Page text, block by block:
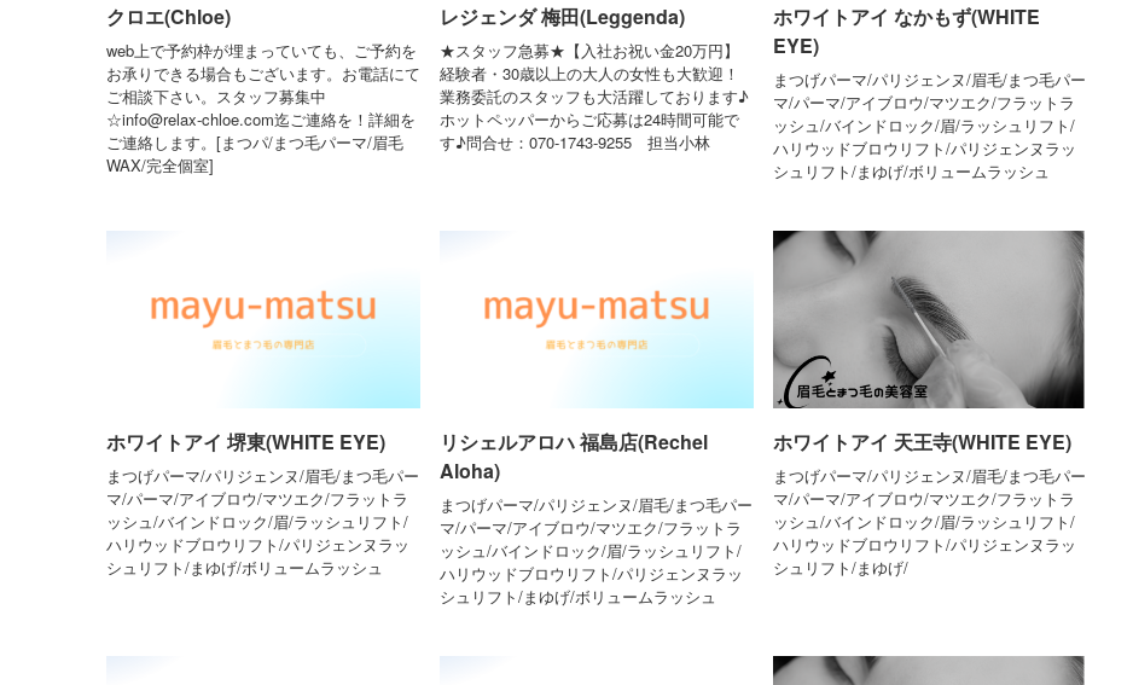
クロエ(Chloe)
web上で予約枠が埋まっていても、ご予約を
お承りできる場合もございます。お電話にて
ご相談下さい。スタッフ募集中
☆info@relax-chloe.com迄ご連絡を！詳細を
ご連絡します。[まつパ/まつ毛パーマ/眉毛
WAX/完全個室]
レジェンダ 梅田(Leggenda)
★スタッフ急募★【入社お祝い金20万円】
経験者・30歳以上の大人の女性も大歓迎！
業務委託のスタッフも大活躍しております♪
ホットペッパーからご応募は24時間可能で
す♪問合せ：070-1743-9255 担当小林
ホワイトアイ なかもず(WHITE
EYE)
まつげパーマ/パリジェンヌ/眉毛/まつ毛パー
マ/パーマ/アイブロウ/マツエク/フラットラ
ッシュ/バインドロック/眉/ラッシュリフト/
ハリウッドブロウリフト/パリジェンヌラッ
シュリフト/まゆげ/ボリュームラッシュ
ホワイトアイ 堺東(WHITE EYE)
まつげパーマ/パリジェンヌ/眉毛/まつ毛パー
マ/パーマ/アイブロウ/マツエク/フラットラ
ッシュ/バインドロック/眉/ラッシュリフト/
ハリウッドブロウリフト/パリジェンヌラッ
シュリフト/まゆげ/ボリュームラッシュ
リシェルアロハ 福島店(Rechel
Aloha)
まつげパーマ/パリジェンヌ/眉毛/まつ毛パー
マ/パーマ/アイブロウ/マツエク/フラットラ
ッシュ/バインドロック/眉/ラッシュリフト/
ハリウッドブロウリフト/パリジェンヌラッ
シュリフト/まゆげ/ボリュームラッシュ
ホワイトアイ 天王寺(WHITE EYE)
まつげパーマ/パリジェンヌ/眉毛/まつ毛パー
マ/パーマ/アイブロウ/マツエク/フラットラ
ッシュ/バインドロック/眉/ラッシュリフト/
ハリウッドブロウリフト/パリジェンヌラッ
シュリフト/まゆげ/